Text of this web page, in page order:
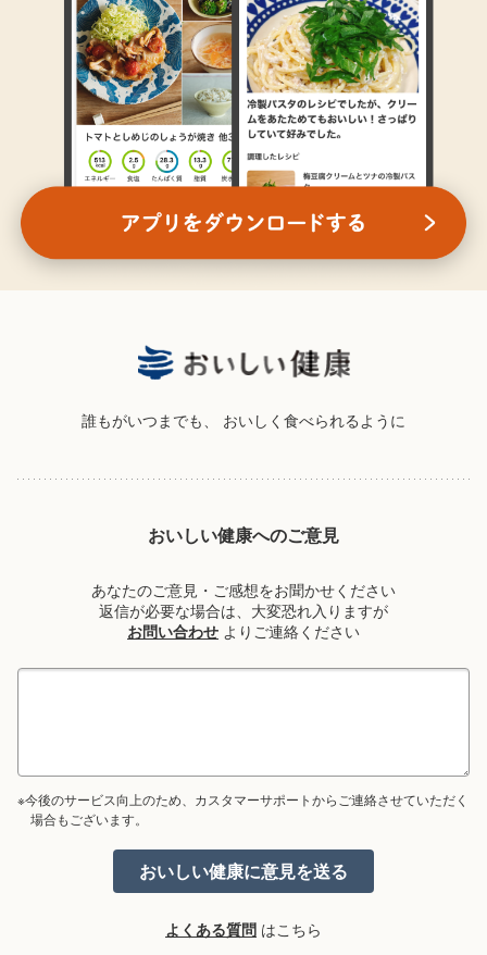
誰もがいつまでも、 おいしく食べられるように
おいしい健康へのご意見
あなたのご意見・ご感想をお聞かせください
返信が必要な場合は、大変恐れ入りますが
お問い合わせ よりご連絡ください
※今後のサービス向上のため、カスタマーサポートからご連絡させていただく
場合もございます。
よくある質問 はこちら